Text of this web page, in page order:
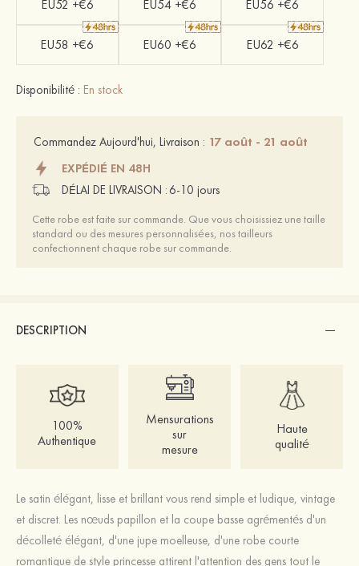
EU52 +€6 EU54 +€6 EU56 +€6
EU58 +€6 EU60 +€6 EU62 +€6
Disponibilité : En stock
Commandez Aujourd'hui, Livraison : 17 août - 21 août
EXPÉDIÉ EN 48H
DÉLAI DE LIVRAISON : 6-10 jours
Cette robe est faite sur commande. Que vous choisissiez une taille
standard ou des mesures personnalisées, nos tailleurs
confectionnent chaque robe sur commande.
DESCRIPTION
100%
Authentique
Mensurations
sur
mesure
Haute
qualité
Le satin élégant, lisse et brillant vous rend simple et ludique, vintage
et discret. Les nœuds papillon et la coupe basse agrémentés d'un
décolleté élégant, d'une jupe moelleuse, d'une robe courte
romantique de style princesse attirent l'attention des gens tout le